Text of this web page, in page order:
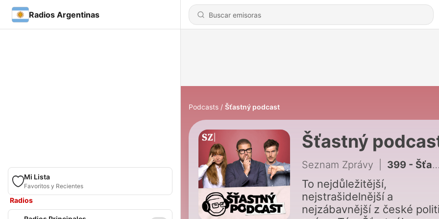
Radios Argentinas
Mi Lista
Favoritos y Recientes
Radios
Podcasts Šťastný podcast
Šťastný
Seznam Zprávy 399 - Šťastné slovo: Dotaz pro Juchelku - Kdo by se tu měl stydět?
To nejdůležitější,
nejstrašidelnější a
nejzábavnější z české